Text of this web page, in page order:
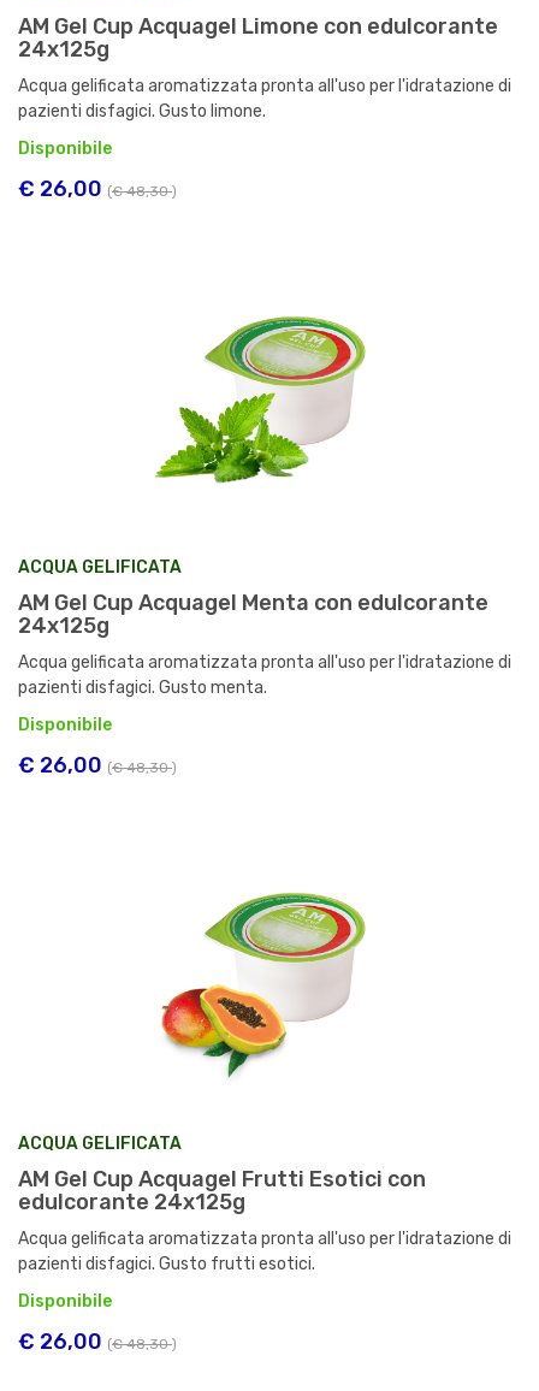
AM Gel Cup Acquagel Limone con edulcorante
24x125g
Acqua gelificata aromatizzata pronta all'uso per l'idratazione di
pazienti disfagici. Gusto limone.
Disponibile
€ 26,00 (€ 48,30)
ACQUA GELIFICATA
AM Gel Cup Acquagel Menta con edulcorante
24x125g
Acqua gelificata aromatizzata pronta all'uso per l'idratazione di
pazienti disfagici. Gusto menta.
Disponibile
€ 26,00 (€ 48,30)
ACQUA GELIFICATA
AM Gel Cup Acquagel Frutti Esotici con
edulcorante 24x125g
Acqua gelificata aromatizzata pronta all'uso per l'idratazione di
pazienti disfagici. Gusto frutti esotici.
Disponibile
€ 26,00 (€ 48,30)